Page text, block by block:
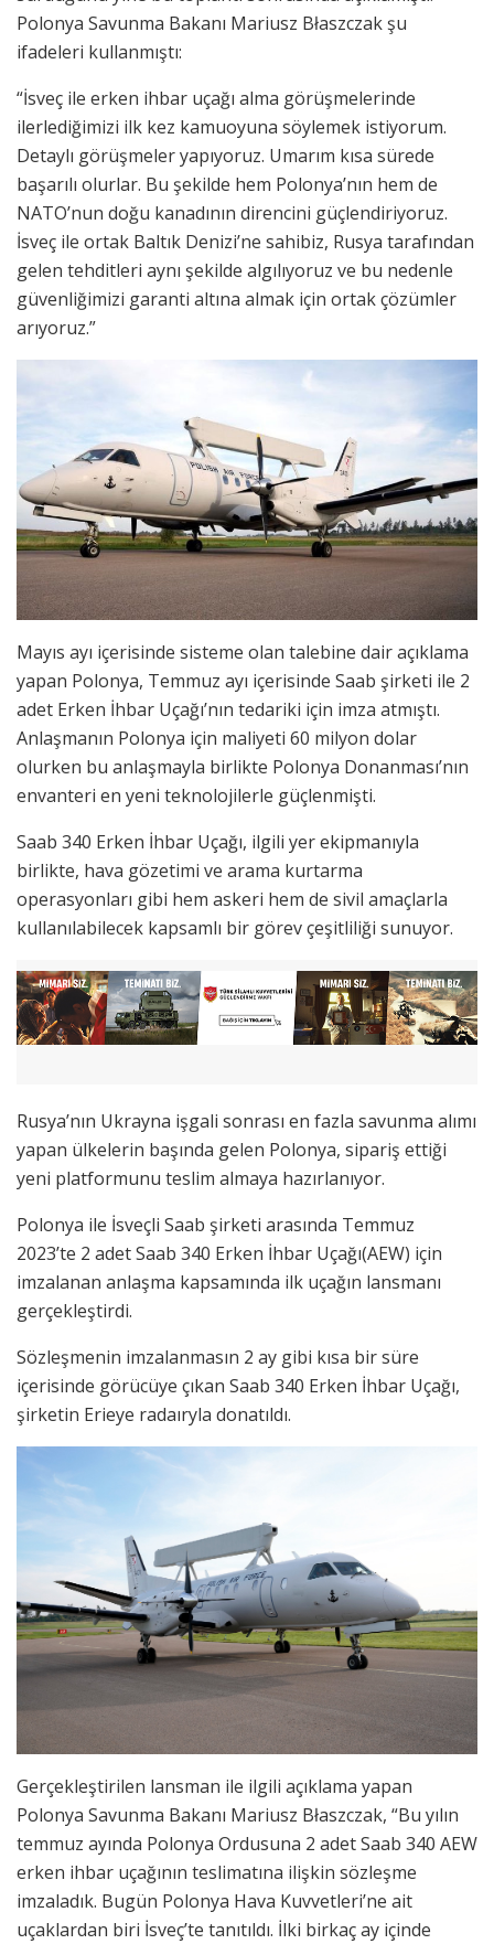
Polonya Savunma Bakanı Mariusz Błaszczak şu
ifadeleri kullanmıştı:
“İsveç ile erken ihbar uçağı alma görüşmelerinde
ilerlediğimizi ilk kez kamuoyuna söylemek istiyorum.
Detaylı görüşmeler yapıyoruz. Umarım kısa sürede
başarılı olurlar. Bu şekilde hem Polonya’nın hem de
NATO’nun doğu kanadının direncini güçlendiriyoruz.
İsveç ile ortak Baltık Denizi’ne sahibiz, Rusya tarafından
gelen tehditleri aynı şekilde algılıyoruz ve bu nedenle
güvenliğimizi garanti altına almak için ortak çözümler
arıyoruz.”
Mayıs ayı içerisinde sisteme olan talebine dair açıklama
yapan Polonya, Temmuz ayı içerisinde Saab şirketi ile 2
adet Erken İhbar Uçağı’nın tedariki için imza atmıştı.
Anlaşmanın Polonya için maliyeti 60 milyon dolar
olurken bu anlaşmayla birlikte Polonya Donanması’nın
envanteri en yeni teknolojilerle güçlenmişti.
Saab 340 Erken İhbar Uçağı, ilgili yer ekipmanıyla
birlikte, hava gözetimi ve arama kurtarma
operasyonları gibi hem askeri hem de sivil amaçlarla
kullanılabilecek kapsamlı bir görev çeşitliliği sunuyor.
Rusya’nın Ukrayna işgali sonrası en fazla savunma alımı
yapan ülkelerin başında gelen Polonya, sipariş ettiği
yeni platformunu teslim almaya hazırlanıyor.
Polonya ile İsveçli Saab şirketi arasında Temmuz
2023’te 2 adet Saab 340 Erken İhbar Uçağı(AEW) için
imzalanan anlaşma kapsamında ilk uçağın lansmanı
gerçekleştirdi.
Sözleşmenin imzalanmasın 2 ay gibi kısa bir süre
içerisinde görücüye çıkan Saab 340 Erken İhbar Uçağı,
şirketin Erieye radaıryla donatıldı.
Gerçekleştirilen lansman ile ilgili açıklama yapan
Polonya Savunma Bakanı Mariusz Błaszczak, “Bu yılın
temmuz ayında Polonya Ordusuna 2 adet Saab 340 AEW
erken ihbar uçağının teslimatına ilişkin sözleşme
imzaladık. Bugün Polonya Hava Kuvvetleri’ne ait
uçaklardan biri İsveç’te tanıtıldı. İlki birkaç ay içinde